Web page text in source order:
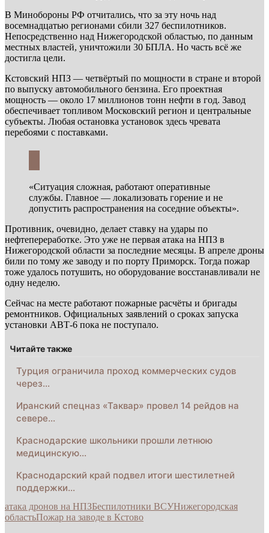
В Минобороны РФ отчитались, что за эту ночь над
восемнадцатью регионами сбили 327 беспилотников.
Непосредственно над Нижегородской областью, по данным
местных властей, уничтожили 30 БПЛА. Но часть всё же
достигла цели.
Кстовский НПЗ — четвёртый по мощности в стране и второй
по выпуску автомобильного бензина. Его проектная
мощность — около 17 миллионов тонн нефти в год. Завод
обеспечивает топливом Московский регион и центральные
субъекты. Любая остановка установок здесь чревата
перебоями с поставками.
«Ситуация сложная, работают оперативные
службы. Главное — локализовать горение и не
допустить распространения на соседние объекты».
Противник, очевидно, делает ставку на удары по
нефтепереработке. Это уже не первая атака на НПЗ в
Нижегородской области за последние месяцы. В апреле дроны
били по тому же заводу и по порту Приморск. Тогда пожар
тоже удалось потушить, но оборудование восстанавливали не
одну неделю.
Сейчас на месте работают пожарные расчёты и бригады
ремонтников. Официальных заявлений о сроках запуска
установки АВТ-6 пока не поступало.
Читайте также
Турция ограничила проход коммерческих судов
через…
Иранский спецназ «Таквар» провел 14 рейдов на
севере…
Краснодарские школьники прошли летнюю
медицинскую…
Краснодарский край подвел итоги шестилетней
поддержки…
атака дронов на НПЗБеспилотники ВСУНижегородская
областьПожар на заводе в Кстово